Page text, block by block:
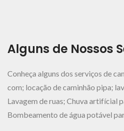
Alguns de Nossos
Conheça alguns dos serviços de
com; locação de caminhão pipa;
Lavagem de ruas; Chuva artifícial
Bombeamento de água potável